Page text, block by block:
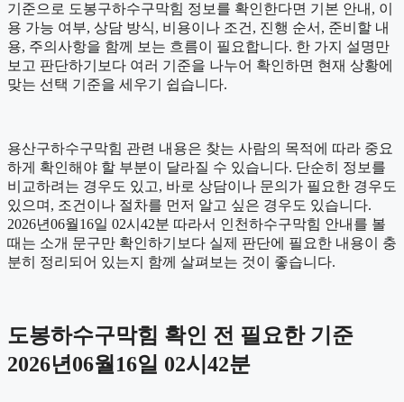
기준으로 도봉구하수구막힘 정보를 확인한다면 기본 안내, 이
용 가능 여부, 상담 방식, 비용이나 조건, 진행 순서, 준비할 내
용, 주의사항을 함께 보는 흐름이 필요합니다. 한 가지 설명만
보고 판단하기보다 여러 기준을 나누어 확인하면 현재 상황에
맞는 선택 기준을 세우기 쉽습니다.
용산구하수구막힘 관련 내용은 찾는 사람의 목적에 따라 중요
하게 확인해야 할 부분이 달라질 수 있습니다. 단순히 정보를
비교하려는 경우도 있고, 바로 상담이나 문의가 필요한 경우도
있으며, 조건이나 절차를 먼저 알고 싶은 경우도 있습니다.
2026년06월16일 02시42분 따라서 인천하수구막힘 안내를 볼
때는 소개 문구만 확인하기보다 실제 판단에 필요한 내용이 충
분히 정리되어 있는지 함께 살펴보는 것이 좋습니다.
도봉하수구막힘 확인 전 필요한 기준
2026년06월16일 02시42분